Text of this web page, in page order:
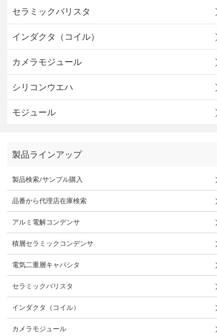
セラミックバリスタ
インダクタ（コイル）
カメラモジュール
シリコンウエハ
モジュール
製品ラインアップ
製品検索/サンプル購入
品番から代理店在庫検索
アルミ電解コンデンサ
積層セラミックコンデンサ
電気二重層キャパシタ
セラミックバリスタ
インダクタ（コイル）
カメラモジュール